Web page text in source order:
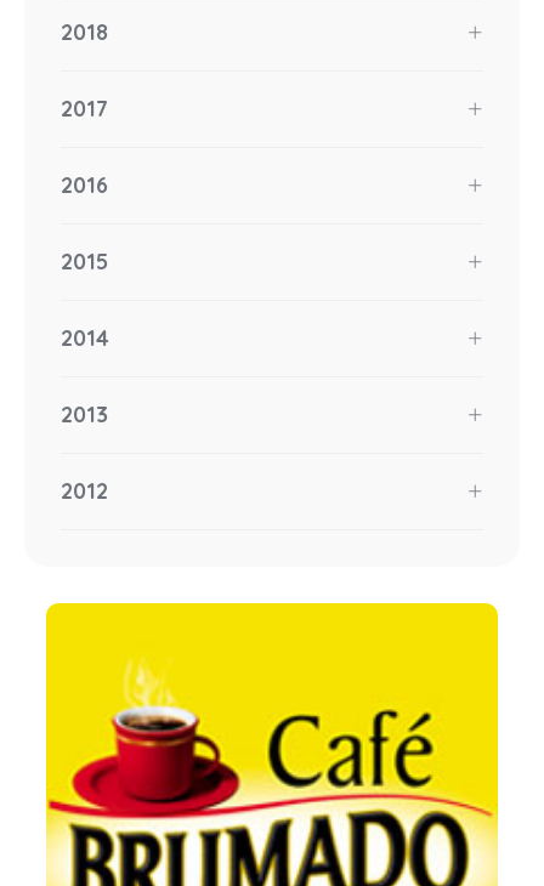
2018
2017
2016
2015
2014
2013
2012